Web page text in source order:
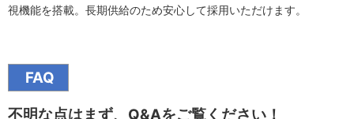
視機能を搭載。長期供給のため安心して採用いただけます。
FAQ
不明な点はまず、Q&Aをご覧ください！